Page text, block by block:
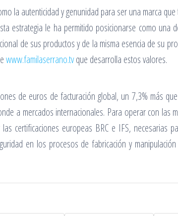
la autenticidad y genunidad para ser una marca
estrategia le ha permitido posicionarse como una
de sus productos y de la misma esencia de su
www.familaserrano.tvque desarrolla estos valores.
de euros de facturación global, un 7,3% más
a mercados internacionales. Para operar con las
certificaciones europeas BRC e IFS, necesarias
en los procesos de fabricación y